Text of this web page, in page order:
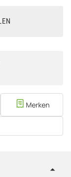
Merken